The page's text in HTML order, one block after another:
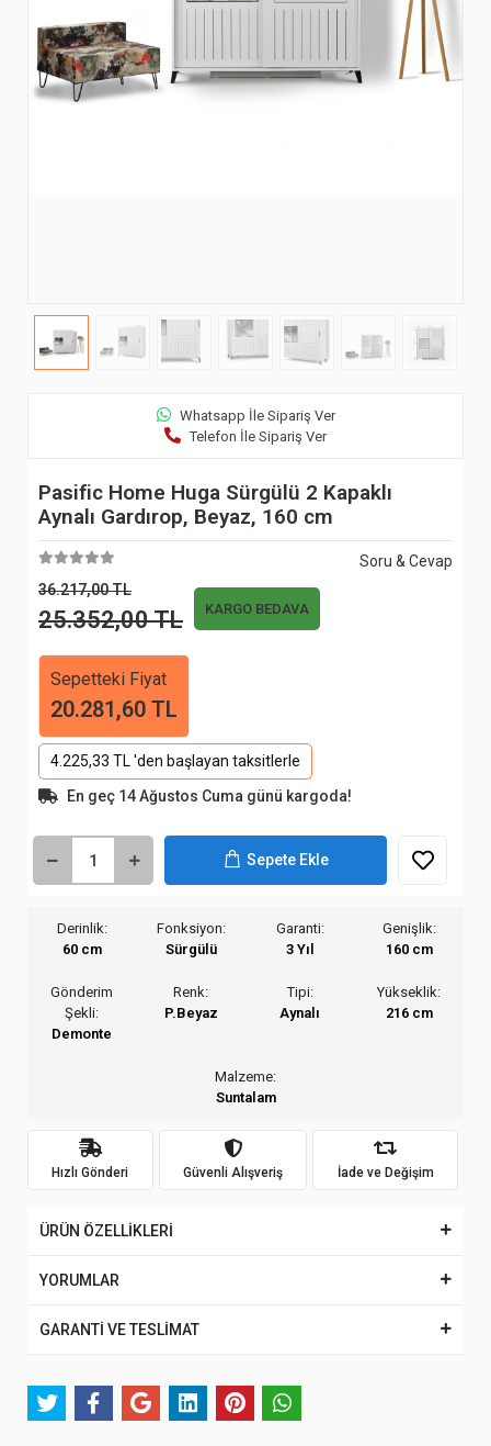
Whatsapp İle Sipariş Ver
Telefon İle Sipariş Ver
Pasific Home Huga Sürgülü 2 Kapaklı
Aynalı Gardırop, Beyaz, 160 cm
Soru & Cevap
36.217,00 TL
25.352,00 TL KARGO BEDAVA
Sepetteki Fiyat
20.281,60 TL
4.225,33 TL 'den başlayan taksitlerle
En geç 14 Ağustos Cuma günü kargoda!
Sepete Ekle
Derinlik:
60 cm
Fonksiyon:
Sürgülü
Garanti:
3 Yıl
Genişlik:
160 cm
Gönderim
Şekli:
Demonte
Renk:
P.Beyaz
Tipi:
Aynalı
Yükseklik:
216 cm
Malzeme:
Suntalam
Hızlı Gönderi Güvenli Alışveriş İade ve Değişim
ÜRÜN ÖZELLİKLERİ
YORUMLAR
GARANTİ VE TESLİMAT